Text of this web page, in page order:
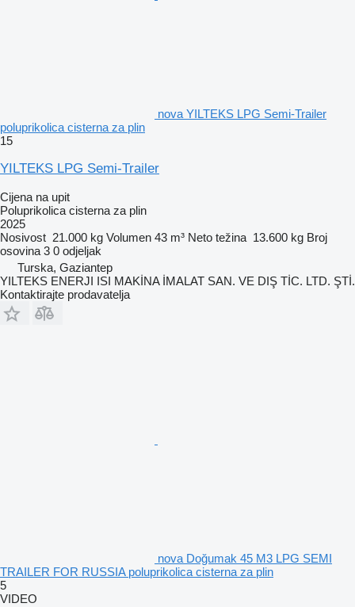
nova YILTEKS LPG Semi-Trailer
poluprikolica cisterna za plin
15
YILTEKS LPG Semi-Trailer
Cijena na upit
Poluprikolica cisterna za plin
2025
Nosivost 21.000 kg Volumen 43 m³ Neto težina 13.600 kg Broj
osovina 3 0 odjeljak
Turska, Gaziantep
YILTEKS ENERJI ISI MAKİNA İMALAT SAN. VE DIŞ TİC. LTD. ŞTİ.
Kontaktirajte prodavatelja
nova Doğumak 45 M3 LPG SEMI
TRAILER FOR RUSSIA poluprikolica cisterna za plin
5
VIDEO